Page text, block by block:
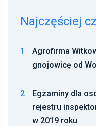
Najczęściej
1
Agrofirma
gnojowicę od
2
Egzaminy dla
rejestru
w 2019 roku